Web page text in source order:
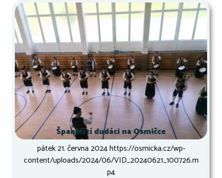
Španělští dudáci na Osmičce
pátek 21. června 2024 https://osmicka.cz/wp-
content/uploads/2024/06/VID_20240621_100726.m
p4